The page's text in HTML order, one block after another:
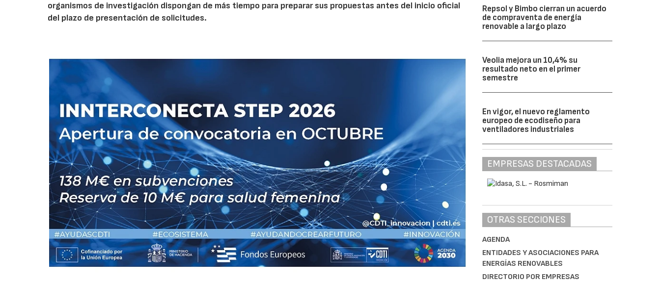
organismos de investigación dispongan de más tiempo para preparar sus propuestas antes del inicio oficial
del plazo de presentación de solicitudes.
Repsol y Bimbo cierran un acuerdo
de compraventa de energía
renovable a largo plazo
Veolia mejora un 10,4% su
resultado neto en el primer
semestre
En vigor, el nuevo reglamento
europeo de ecodiseño para
ventiladores industriales
EMPRESAS DESTACADAS
OTRAS SECCIONES
AGENDA
ENTIDADES Y ASOCIACIONES PARA
ENERGÍAS RENOVABLES
DIRECTORIO POR EMPRESAS